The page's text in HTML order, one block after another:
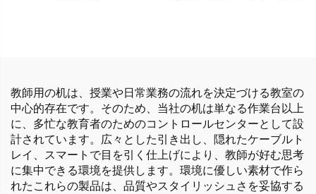
教師用の机は、授業や日常業務の流れを決定づける教室の
中心的存在です。そのため、当社の机は単なる作業台以上
に、多忙な教育者のためのコントロールセンターとして設
計されています。広々とした引き出し、隠れたケーブルト
レイ、スマートで目を引く仕上げにより、教師が好む思考
に集中できる環境を提供します。環境に優しい素材で作ら
れたこれらの製品は、品質やスタイリッシュさを妥協する